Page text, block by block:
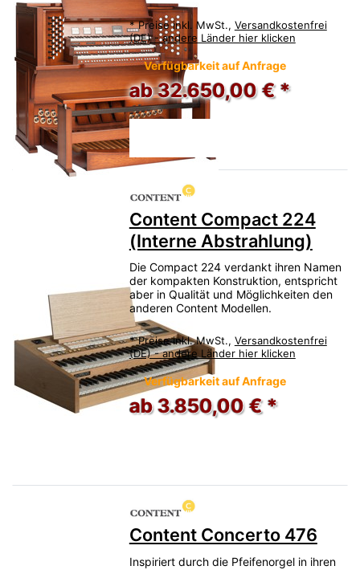
* Preise inkl. MwSt., Versandkostenfrei
(DE) - andere Länder hier klicken
Verfügbarkeit auf Anfrage
ab 32.650,00 € *
Content Compact 224
(Interne Abstrahlung)
Die Compact 224 verdankt ihren Namen
der kompakten Konstruktion, entspricht
aber in Qualität und Möglichkeiten den
anderen Content Modellen.
* Preise inkl. MwSt., Versandkostenfrei
(DE) - andere Länder hier klicken
Verfügbarkeit auf Anfrage
ab 3.850,00 € *
Content Concerto 476
Inspiriert durch die Pfeifenorgel in ihren